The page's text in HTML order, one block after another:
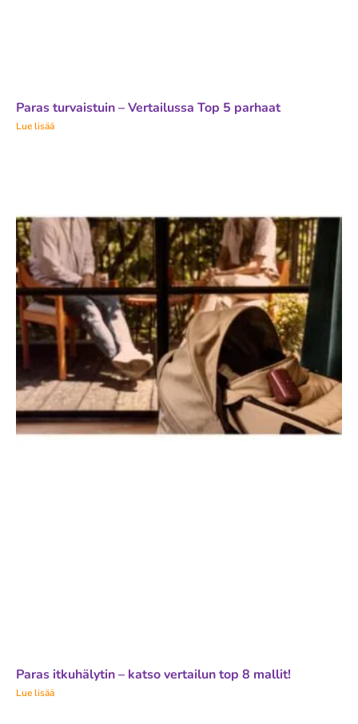
Paras turvaistuin – Vertailussa Top 5 parhaat
Lue lisää
Paras itkuhälytin – katso vertailun top 8 mallit!
Lue lisää